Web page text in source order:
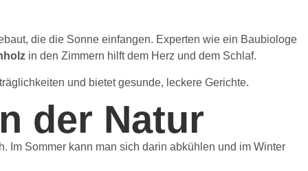
die die Sonne einfangen. Experten wie ein Baubiologe
in den Zimmern hilft dem Herz und dem Schlaf.
und bietet gesunde, leckere Gerichte.
der Natur
Im Sommer kann man sich darin abkühlen und im Winter